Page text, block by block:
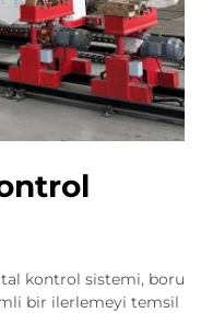
kontrol sistemi, boru
bir ilerlemeyi temsil